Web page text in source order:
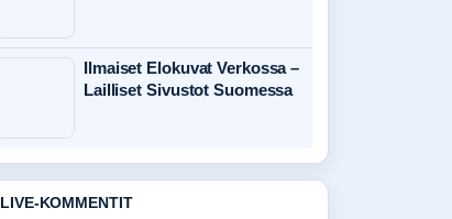
Ilmaiset Elokuvat Verkossa –
Lailliset Sivustot Suomessa
LIVE-KOMMENTIT